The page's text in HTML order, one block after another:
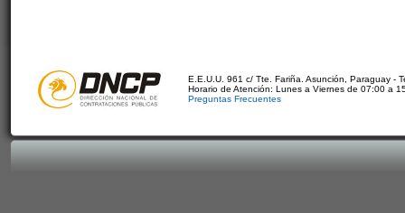
E.E.U.U. 961 c/ Tte. Fariña. Asunción, Paraguay -
Horario de Atención: Lunes a Viernes de 07:00 a
Preguntas Frecuentes